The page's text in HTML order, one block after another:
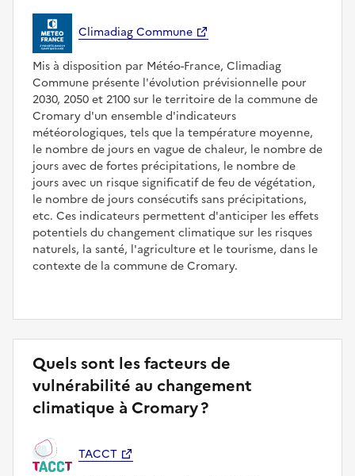
Climadiag Commune
Mis à disposition par Météo-France, Climadiag
Commune présente l'évolution prévisionnelle pour
2030, 2050 et 2100 sur le territoire de la commune de
Cromary d'un ensemble d'indicateurs
météorologiques, tels que la température moyenne,
le nombre de jours en vague de chaleur, le nombre de
jours avec de fortes précipitations, le nombre de
jours avec un risque significatif de feu de végétation,
le nombre de jours consécutifs sans précipitations,
etc. Ces indicateurs permettent d'anticiper les effets
potentiels du changement climatique sur les risques
naturels, la santé, l'agriculture et le tourisme, dans le
contexte de la commune de Cromary.
Quels sont les facteurs de
vulnérabilité au changement
climatique à Cromary ?
TACCT